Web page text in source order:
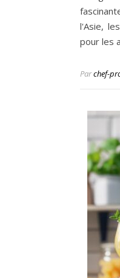
l'Asie,
pour les
Parchef-